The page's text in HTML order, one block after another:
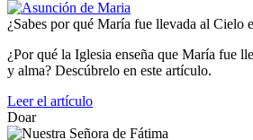
¿Sabes por qué María fue llevada al Cielo
¿Por qué la Iglesia enseña que María fue
y alma? Descúbrelo en este artículo.
Leer el artículo
Doar